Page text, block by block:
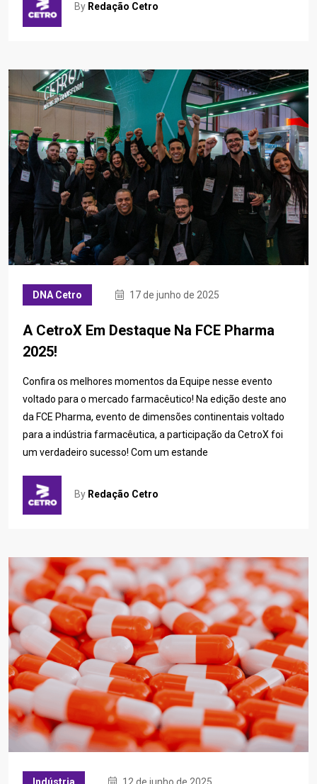
By Redação Cetro
DNA Cetro 17 de junho de 2025
A CetroX Em Destaque Na FCE Pharma
2025!
Confira os melhores momentos da Equipe nesse evento
voltado para o mercado farmacêutico! Na edição deste ano
da FCE Pharma, evento de dimensões continentais voltado
para a indústria farmacêutica, a participação da CetroX foi
um verdadeiro sucesso! Com um estande
By Redação Cetro